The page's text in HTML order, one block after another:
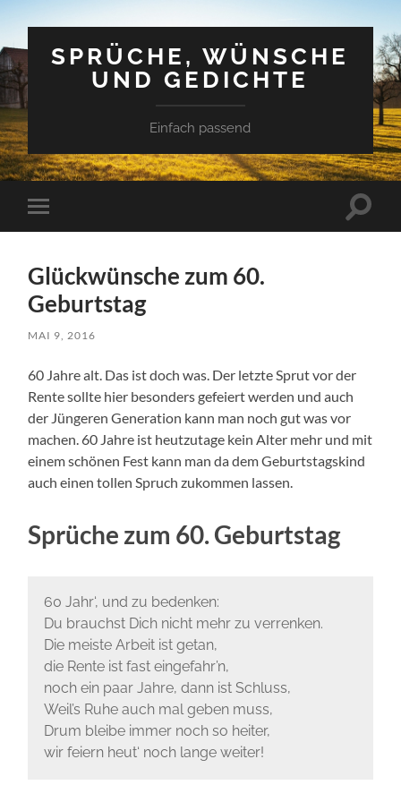
SPRÜCHE, WÜNSCHE
UND GEDICHTE
Einfach passend
Mobile-
Menü
Glückwünsche zum 60.
Geburtstag
MAI 9, 2016
60 Jahre alt. Das ist doch was. Der letzte Sprut vor der
Rente sollte hier besonders gefeiert werden und auch
der Jüngeren Generation kann man noch gut was vor
machen. 60 Jahre ist heutzutage kein Alter mehr und mit
einem schönen Fest kann man da dem Geburtstagskind
auch einen tollen Spruch zukommen lassen.
Sprüche zum 60. Geburtstag
60 Jahr‘, und zu bedenken:
Du brauchst Dich nicht mehr zu verrenken.
Die meiste Arbeit ist getan,
die Rente ist fast eingefahr’n,
noch ein paar Jahre, dann ist Schluss,
Weil’s Ruhe auch mal geben muss,
Drum bleibe immer noch so heiter,
wir feiern heut‘ noch lange weiter!